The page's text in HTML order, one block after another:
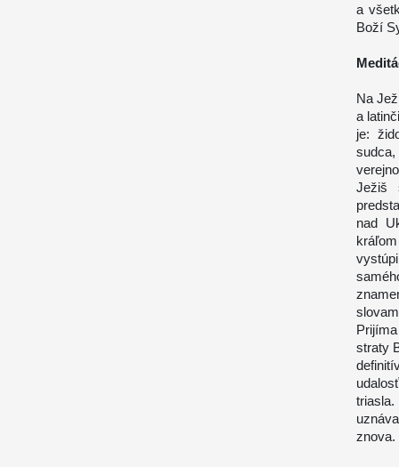
a
Boží
Na
a
je:
Ježiš
nad
straty
znova.